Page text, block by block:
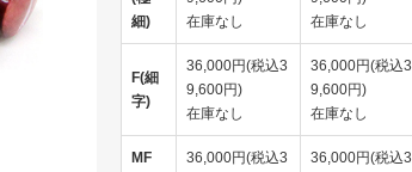
細)
在庫なし
在庫なし
F(細
字)
36,000円(税込3
9,600円)
在庫なし
36,000円(税込3
9,600円)
在庫なし
MF
36,000円(税込3
36,000円(税込3